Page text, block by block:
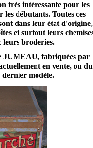
très intéressante pour les
débutants. Toutes ces
dans leur état d'origine,
et surtout leurs
leurs broderies.
JUMEAU, fabriquées par
en vente, ou du
modèle.